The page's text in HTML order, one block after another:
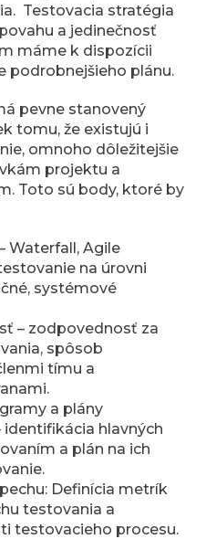
Testovacia stratégia
a jedinečnosť
máme k dispozícii
podrobnejšieho plánu.
pevne stanovený
tomu, že existujú i
omnoho dôležitejšie
projektu a
Toto sú body, ktoré by
Waterfall, Agile
na úrovni
systémové
– zodpovednosť za
spôsob
tímu a
a plány
identifikácia hlavných
a plán na ich
Definícia metrík
testovania a
testovacieho procesu.